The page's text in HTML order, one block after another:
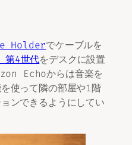
Holderでケーブルを
4世代をデスクに設置
Echoからは音楽を
使って隣の部屋や1階
ンできるようにしてい